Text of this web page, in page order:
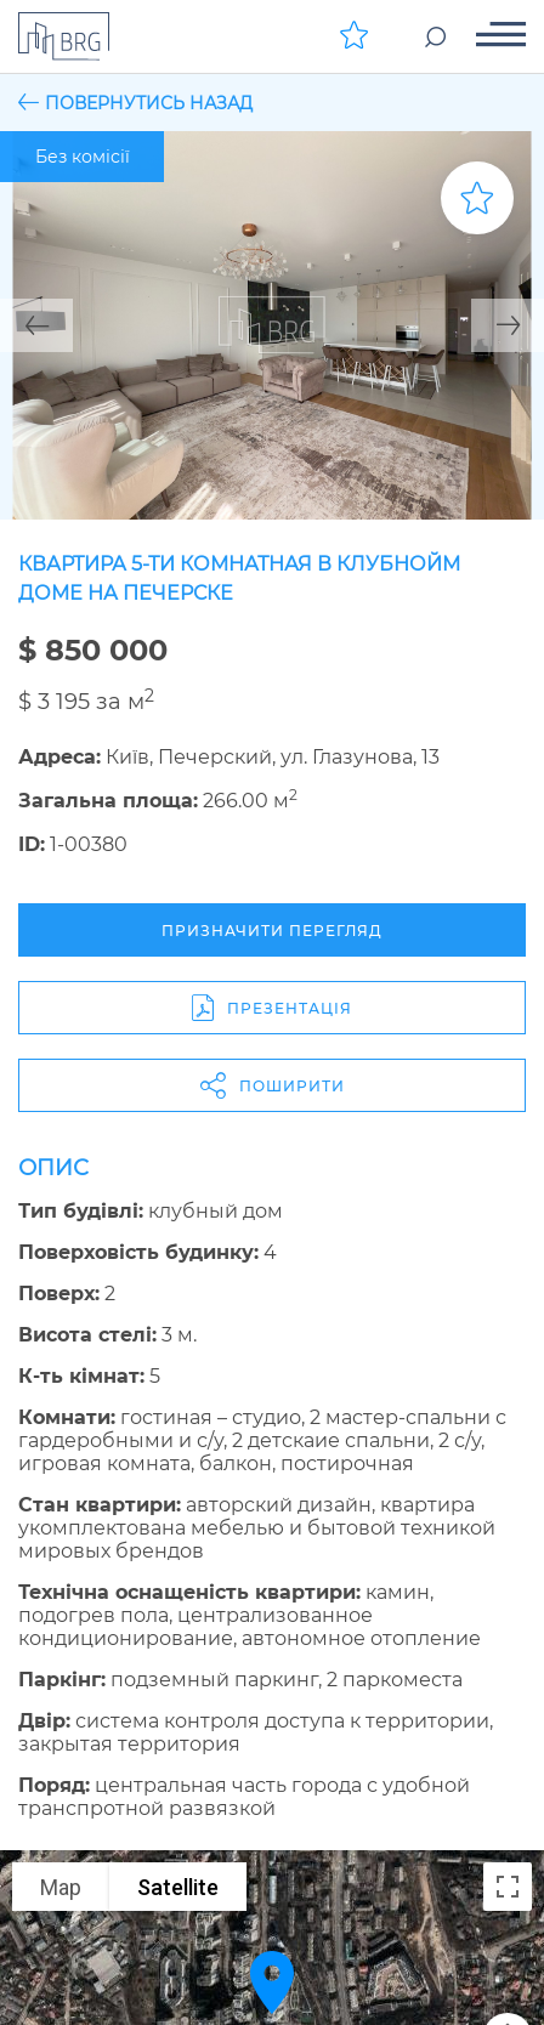
ПОВЕРНУТИСЬ НАЗАД
Без комісії
КВАРТИРА 5-ТИ КОМНАТНАЯ В КЛУБНОЙМ
ДОМЕ НА ПЕЧЕРСКЕ
$ 850 000
$ 3 195 за м2
Адреса: Київ, Печерский, ул. Глазунова, 13
Загальна площа: 266.00 м2
ID: 1-00380
ПРИЗНАЧИТИ ПЕРЕГЛЯД
ПРЕЗЕНТАЦІЯ
ПОШИРИТИ
ОПИС
Тип будівлі: клубный дом
Поверховість будинку: 4
Поверх: 2
Висота стелі: 3 м.
К-ть кімнат: 5
Комнати: гостиная – студио, 2 мастер-спальни с
гардеробными и с/у, 2 детскаие спальни, 2 с/у,
игровая комната, балкон, постирочная
Стан квартири: авторский дизайн, квартира
укомплектована мебелью и бытовой техникой
мировых брендов
Технічна оснащеність квартири: камин,
подогрев пола, централизованное
кондиционирование, автономное отопление
Паркінг: подземный паркинг, 2 паркоместа
Двір: система контроля доступа к территории,
закрытая территория
Поряд: центральная часть города с удобной
транспротной развязкой
Map Satellite